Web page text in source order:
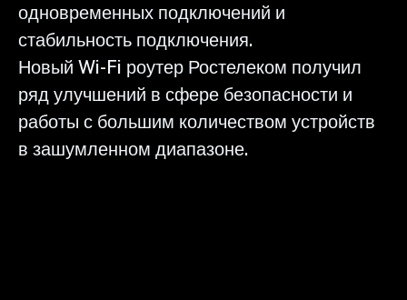
одновременных подключений и
стабильность подключения.
Новый Wi-Fi роутер Ростелеком получил
ряд улучшений в сфере безопасности и
работы с большим количеством устройств
в зашумленном диапазоне.